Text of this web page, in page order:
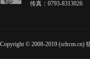
传真：0793-8313026
Copyright © 2008-2019 (srlrcm.cn)